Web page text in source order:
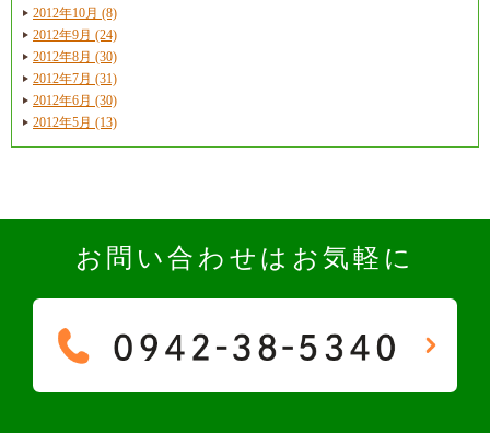
2012年10月 (8)
2012年9月 (24)
2012年8月 (30)
2012年7月 (31)
2012年6月 (30)
2012年5月 (13)
お問い合わせはお気軽に